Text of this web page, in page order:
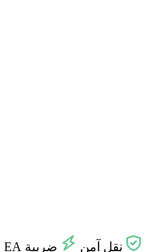
نقل آمن ضريبة EA مغطاة